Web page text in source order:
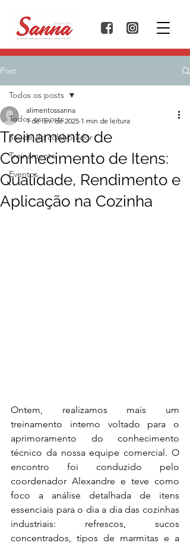
Post
Todos os posts
Saúde do colaborador
Treinamento
Eventos
Todos os posts
Treinamento de
Conhecimento de Itens:
Qualidade, Rendimento e
Aplicação na Cozinha
alimentossanna
1 de fev. de 2025 1 min de leitura
Ontem, realizamos mais um
treinamento interno voltado para o
aprimoramento do conhecimento
técnico da nossa equipe comercial. O
encontro foi conduzido pelo
coordenador Alexandre e teve como
foco a análise detalhada de itens
essenciais para o dia a dia das cozinhas
industriais: refrescos, sucos
concentrados, tipos de marmitas e a